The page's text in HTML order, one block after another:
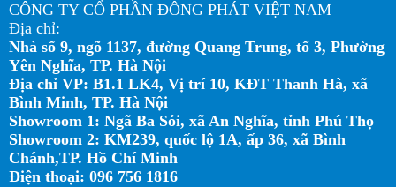
CÔNG TY CỔ PHẦN ĐÔNG PHÁT VIỆT NAM
Địa chỉ:
Nhà số 9, ngõ 1137, đường Quang Trung, tổ 3, Phường
Yên Nghĩa, TP. Hà Nội
Địa chỉ VP: B1.1 LK4, Vị trí 10, KĐT Thanh Hà, xã
Bình Minh, TP. Hà Nội
Showroom 1: Ngã Ba Sỏi, xã An Nghĩa, tỉnh Phú Thọ
Showroom 2: KM239, quốc lộ 1A, ấp 36, xã Bình
Chánh,TP. Hồ Chí Minh
Điện thoại: 096 756 1816